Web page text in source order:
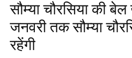
सौम्या चौरसिया की
जनवरी तक सौम्या
रहेंगी